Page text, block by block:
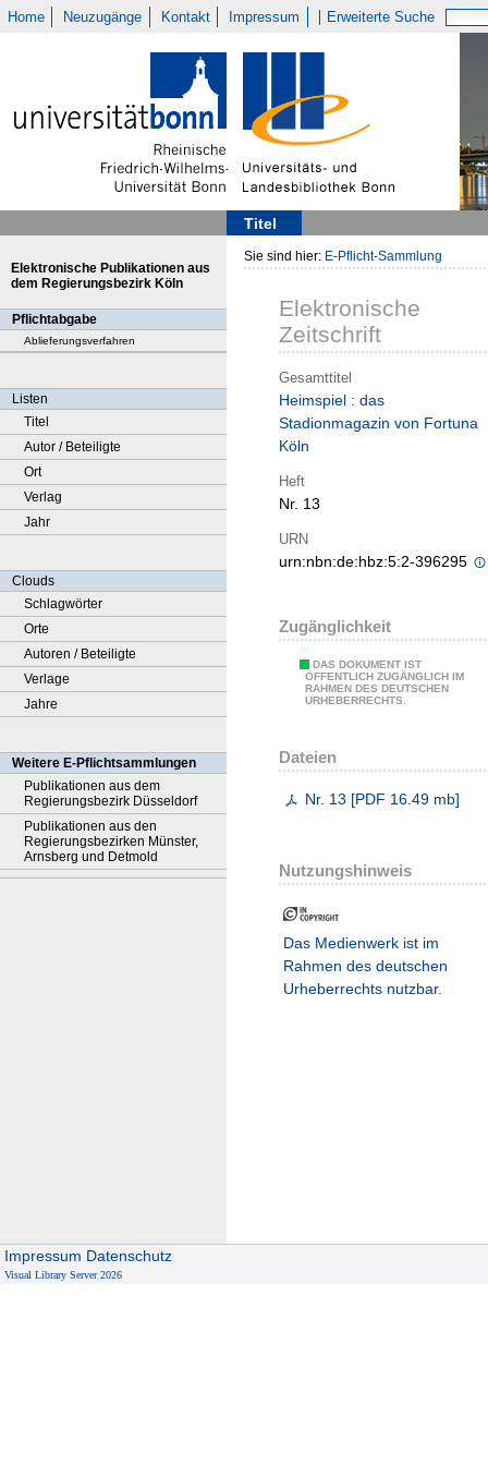
Home Neuzugänge Kontakt Impressum Erweiterte Suche
Titel
Elektronische Publikationen aus
dem Regierungsbezirk Köln
Pflichtabgabe
Ablieferungsverfahren
Listen
Titel
Autor / Beteiligte
Ort
Verlag
Jahr
Clouds
Schlagwörter
Orte
Autoren / Beteiligte
Verlage
Jahre
Weitere E-Pflichtsammlungen
Publikationen aus dem
Regierungsbezirk Düsseldorf
Publikationen aus den
Regierungsbezirken Münster,
Arnsberg und Detmold
Sie sind hier: E-Pflicht-Sammlung
Elektronische
Zeitschrift
Gesamttitel
Heimspiel : das
Stadionmagazin von Fortuna
Köln
Heft
Nr. 13
URN
urn:nbn:de:hbz:5:2-396295
Zugänglichkeit
DAS DOKUMENT IST
ÖFFENTLICH ZUGÄNGLICH IM
RAHMEN DES DEUTSCHEN
URHEBERRECHTS.
Dateien
Nr. 13 [PDF 16.49 mb]
Nutzungshinweis
Das Medienwerk ist im
Rahmen des deutschen
Urheberrechts nutzbar.
Impressum Datenschutz
Visual Library Server 2026